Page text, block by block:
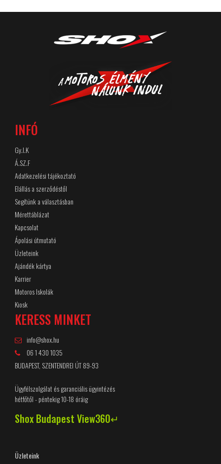
INFÓ
Gy.I.K
Á.SZ.F
Adatkezelési tájékoztató
Elállás a szerződéstől
Segítünk a választásban
Mérettáblázat
Kapcsolat
Ápolási útmutató
Üzleteink
Ajándék kártya
Karrier
Motoros Iskolák
Kiosk
KERESS MINKET
info@shox.hu
06 1 430 1035
BUDAPEST, SZENTENDREI ÚT 89-93
Ügyfélszolgálat és garanciális ügyintézés
hétfőtől - péntekig 10-18 óráig
Shox Budapest View360↵
Üzleteink